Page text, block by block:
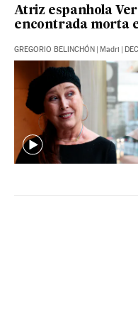
Atriz espanhola
encontrada morta
GREGORIO BELINCHÓN Madri